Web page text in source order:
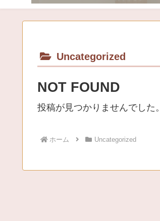
Uncategorized
NOT FOUND
投稿が見つかりませんでした。
ホーム Uncategorized